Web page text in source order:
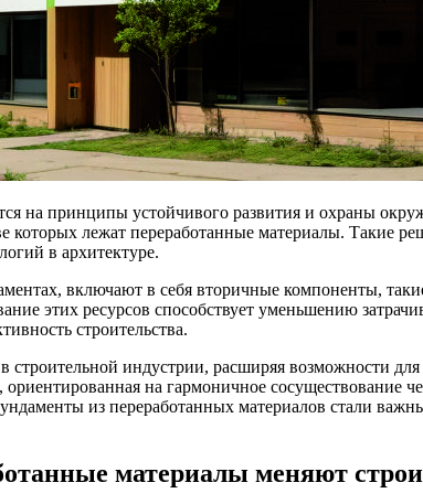
на принципы устойчивого развития и охраны
лежат переработанные материалы. Такие
в архитектуре.
включают в себя вторичные компоненты,
этих ресурсов способствует уменьшению
строительства.
индустрии, расширяя возможности
ориентированная на гармоничное сосуществование
из переработанных материалов стали
материалы меняют